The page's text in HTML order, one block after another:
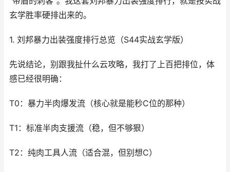
玄学胜率硬排出来的。
1. 刘邦暴力出装强度排行总览（S44实战玄学版）
先说结论，别跟我扯什么云攻略，我打了上百把排位，体
感已经很明确：
T0：暴力半肉爆发流（核心就是能秒C位的那种）
T1：标准半肉支援流（稳，但不够狠）
T2：纯肉工具人流（适合混，但别想C）